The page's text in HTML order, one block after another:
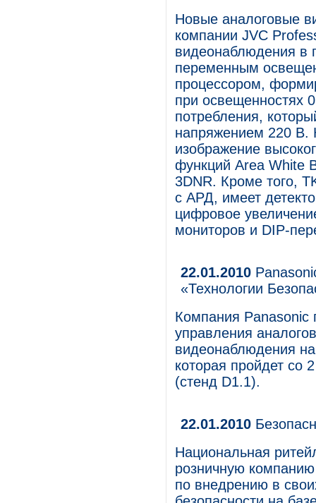
Новые аналоговые
компании JVC
видеонаблюдения в
переменным
процессором,
при освещенностях
потребления,
напряжением 220 В.
изображение
функций Area White
3DNR. Кроме того,
с АРД, имеет
цифровое
мониторов и DIP-
22.01.2010
«Технологии
Компания Panasonic
управления
видеонаблюдения
которая пройдет со
(стенд D1.1).
22.01.2010
Национальная
розничную
по внедрению в